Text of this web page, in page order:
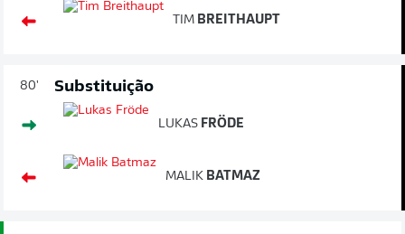
TIM BREITHAUPT
80' Substituição
LUKAS FRÖDE
MALIK BATMAZ